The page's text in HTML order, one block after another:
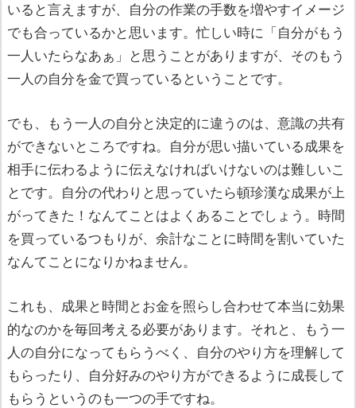
いると言えますが、自分の作業の手数を増やすイメージ
でも合っているかと思います。忙しい時に「自分がもう
一人いたらなあぁ」と思うことがありますが、そのもう
一人の自分を金で買っているということです。
でも、もう一人の自分と決定的に違うのは、意識の共有
ができないところですね。自分が思い描いている成果を
相手に伝わるように伝えなければいけないのは難しいこ
とです。自分の代わりと思っていたら頓珍漢な成果が上
がってきた！なんてことはよくあることでしょう。時間
を買っているつもりが、余計なことに時間を割いていた
なんてことになりかねません。
これも、成果と時間とお金を照らし合わせて本当に効果
的なのかを毎回考える必要があります。それと、もう一
人の自分になってもらうべく、自分のやり方を理解して
もらったり、自分好みのやり方ができるように成長して
もらうというのも一つの手ですね。